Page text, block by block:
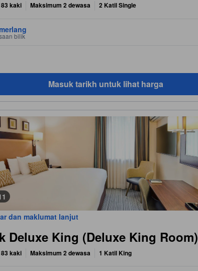
kaki Maksimum 2 dewasa 2 Katil Single
bilik
Masuk tarikh untuk lihat harga
dan maklumat lanjut
Deluxe King (Deluxe King Room)
kaki Maksimum 2 dewasa 1 Katil King